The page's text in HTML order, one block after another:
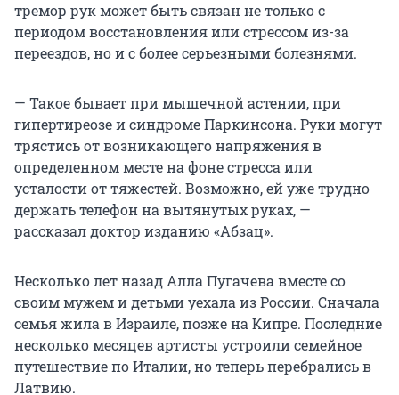
тремор рук может быть связан не только с
периодом восстановления или стрессом из-за
переездов, но и с более серьезными болезнями.
— Такое бывает при мышечной астении, при
гипертиреозе и синдроме Паркинсона. Руки могут
трястись от возникающего напряжения в
определенном месте на фоне стресса или
усталости от тяжестей. Возможно, ей уже трудно
держать телефон на вытянутых руках, —
рассказал доктор изданию «Абзац».
Несколько лет назад Алла Пугачева вместе со
своим мужем и детьми уехала из России. Сначала
семья жила в Израиле, позже на Кипре. Последние
несколько месяцев артисты устроили семейное
путешествие по Италии, но теперь перебрались в
Латвию.